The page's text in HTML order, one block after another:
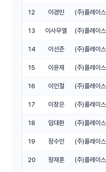
12 이경민 (주)플레이
13 이사무엘 (주)플레이
14 이선준 (주)플레이
15 이윤제 (주)플레이
16 이인철 (주)플레이
17 이창은 (주)플레이
18 임대환 (주)플레이
19 정수인 (주)플레이
20 정재훈 (주)플레이